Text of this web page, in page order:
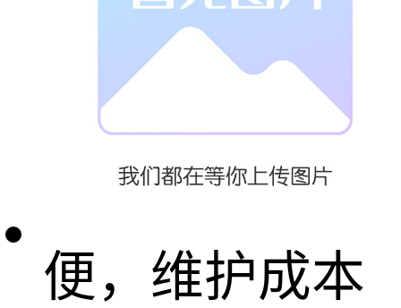
护：表面光
滑，不易积
尘，清洁方
便，维护成本